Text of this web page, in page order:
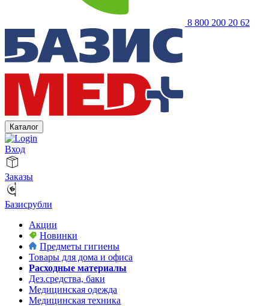
8 800 200 20 62
Каталог
Вход
Заказы
Базисрубли
Акции
Новинки
Предметы гигиены
Товары для дома и офиса
Расходные материалы
Дез.средства, баки
Медицинская одежда
Медицинская техника